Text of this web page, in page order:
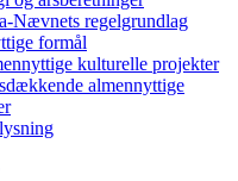
Nævnets regelgrundlag
formål
kulturelle projekter
almennyttige